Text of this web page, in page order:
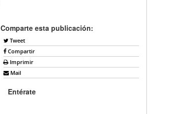
Comparte esta publicación:
Tweet
Compartir
Imprimir
Mail
Entérate